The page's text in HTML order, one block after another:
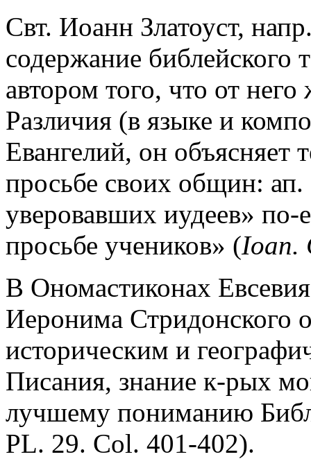
Свт. Иоанн Златоуст,
содержание библейского
автором того, что от
Различия (в языке и
Евангелий, он объясняет
просьбе своих общин:
уверовавших иудеев»
просьбе учеников» (Ioan.
В Ономастиконах
Иеронима Стридонского
историческим и
Писания, знание к-рых
лучшему пониманию
PL. 29. Col. 401-402).